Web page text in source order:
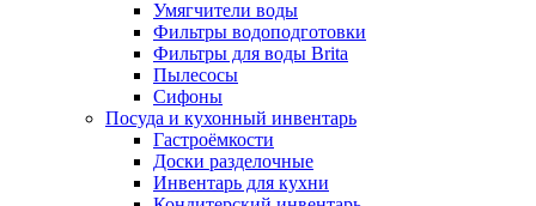
Умягчители воды
Фильтры водоподготовки
Фильтры для воды Brita
Пылесосы
Сифоны
Посуда и кухонный инвентарь
Гастроёмкости
Доски разделочные
Инвентарь для кухни